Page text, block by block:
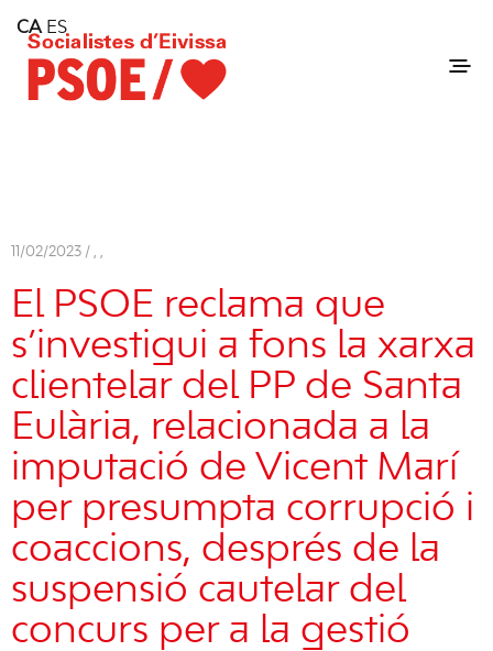
Consell Insular d'Eivissa
Services
Contact
11/02/2023 / , ,
El PSOE reclama que
s’investigui a fons la xarxa
clientelar del PP de Santa
Eulària, relacionada a la
imputació de Vicent Marí
per presumpta corrupció i
coaccions, després de la
suspensió cautelar del
concurs per a la gestió
CA ES